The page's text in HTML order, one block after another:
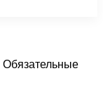
Обязательные